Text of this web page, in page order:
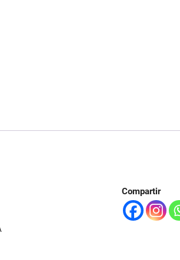
Compartir